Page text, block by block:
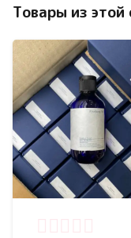
Товары из этой